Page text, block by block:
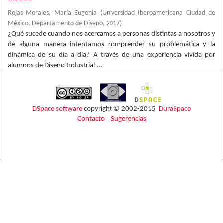
Rojas Morales, María Eugenia (Universidad Iberoamericana Ciudad de
México, Departamento de Diseño, 2017)
¿Qué sucede cuando nos acercamos a personas distintas a nosotros y
de alguna manera intentamos comprender su problemática y la
dinámica de su día a día? A través de una experiencia vivida por
alumnos de Diseño Industrial ...
DSpace software copyright © 2002-2015 DuraSpace
Contacto| Sugerencias